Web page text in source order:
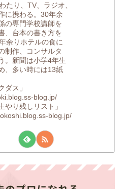
たり、TV、ラジオ、
に携わる。30年余
の専門学校講師を
、台本の書き方を
余りホテルの食に
制作、コンサルタ
。新聞は小学4年生
、多い時には13紙
ダス」
blog.jp/
やり残しリスト」
blog.jp/